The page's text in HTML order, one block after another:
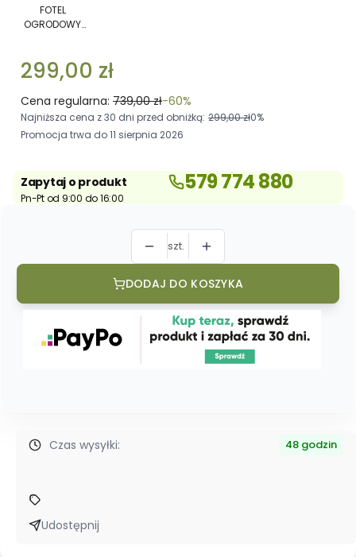
CLOUD
Z
I
STOLIKIEM
PEPITKA
FOTEL
OGRODOWY
STOLIKIEM
PEPITKA
299,00 zł
Cena regularna: 739,00 zł-60%
Najniższa cena z 30 dni przed obniżką: 299,00 zł0%
Promocja trwa do 11 sierpnia 2026
Zapytaj o produkt 579 774 880
Pn-Pt od 9:00 do 16:00
szt.
DODAJ DO KOSZYKA
Czas wysyłki: 48 godzin
Udostępnij